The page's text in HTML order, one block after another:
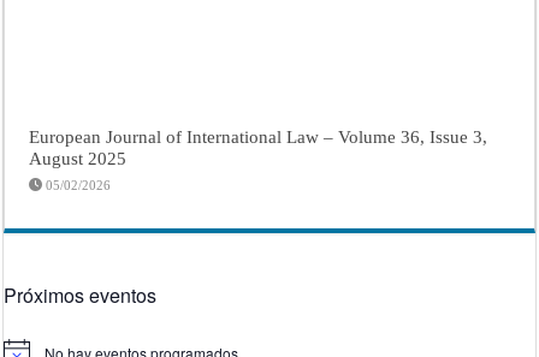
European Journal of International Law – Volume 36, Issue 3,
August 2025
05/02/2026
Próximos eventos
No hay eventos programados.